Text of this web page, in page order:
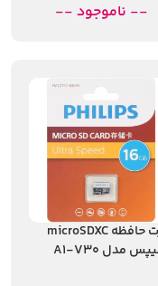
-- ناموجود --
کارت حافظه microSDXC
فیلیپس مدل A1-V30